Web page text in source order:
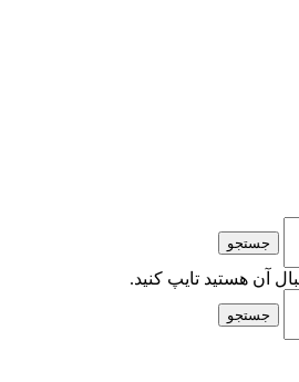
جستجو
آن هستید تایپ کنید.
جستجو